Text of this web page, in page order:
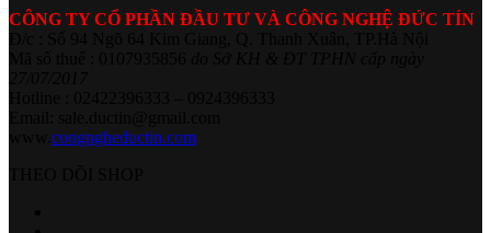
CÔNG TY CỔ PHẦN ĐẦU TƯ VÀ CÔNG NGHỆ ĐỨC TÍN
congngheductin.com